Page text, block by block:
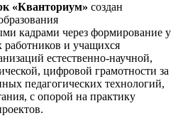
«Кванториум» создан
кадрами через формирование у
работников и учащихся
естественно-научной,
цифровой грамотности за
педагогических технологий,
с опорой на практику